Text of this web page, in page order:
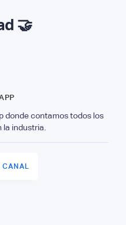
🤝
donde contamos todos los
industria.